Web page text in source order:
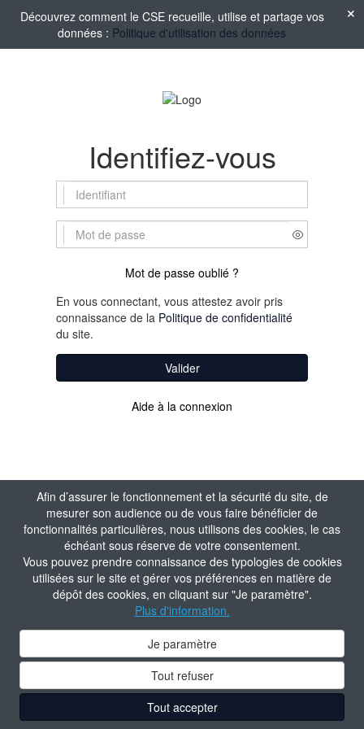
Afin d’assurer le fonctionnement et la sécurité du site, de
mesurer son audience ou de vous faire bénéficier de
fonctionnalités particulières, nous utilisons des cookies, le cas
échéant sous réserve de votre consentement.
Vous pouvez prendre connaissance des typologies de cookies
utilisées sur le site et gérer vos préférences en matière de
dépôt des cookies, en cliquant sur "Je paramètre".
Plus d'information.
Je paramètre
Tout refuser
Tout accepter
Découvrez comment le CSE recueille, utilise et partage vos
données : Politique d'utilisation des données
Identifiez-vous
Mot de passe oublié ?
En vous connectant, vous attestez avoir pris
connaissance de la Politique de confidentialité
du site.
Valider
Aide à la connexion